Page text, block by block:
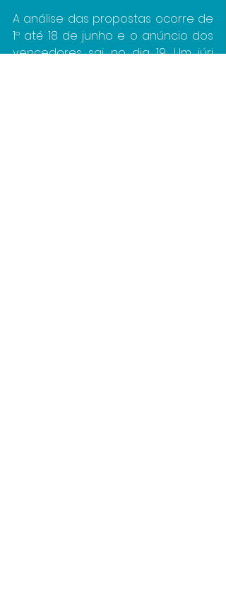
A análise das propostas ocorre de
1º até 18 de junho e o anúncio dos
vencedores sai no dia 19. Um júri